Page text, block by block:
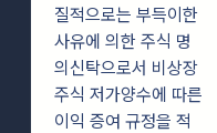
질적으로는 부득이한
사유에 의한 주식 명
의신탁으로서 비상장
주식 저가양수에 따른
이익 증여 규정을 적